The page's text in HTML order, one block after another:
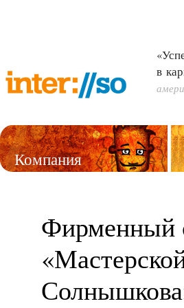
в
Компания
Фирменный